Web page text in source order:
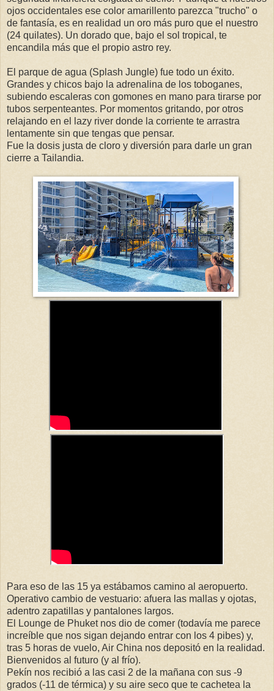
ojos occidentales ese color amarillento parezca "trucho" o
de fantasía, es en realidad un oro más puro que el nuestro
(24 quilates). Un dorado que, bajo el sol tropical, te
encandila más que el propio astro rey.
El parque de agua (Splash Jungle) fue todo un éxito.
Grandes y chicos bajo la adrenalina de los toboganes,
subiendo escaleras con gomones en mano para tirarse por
tubos serpenteantes. Por momentos gritando, por otros
relajando en el lazy river donde la corriente te arrastra
lentamente sin que tengas que pensar.
Fue la dosis justa de cloro y diversión para darle un gran
cierre a Tailandia.
Para eso de las 15 ya estábamos camino al aeropuerto.
Operativo cambio de vestuario: afuera las mallas y ojotas,
adentro zapatillas y pantalones largos.
El Lounge de Phuket nos dio de comer (todavía me parece
increíble que nos sigan dejando entrar con los 4 pibes) y,
tras 5 horas de vuelo, Air China nos depositó en la realidad.
Bienvenidos al futuro (y al frío).
Pekín nos recibió a las casi 2 de la mañana con sus -9
grados (-11 de térmica) y su aire seco que te cachetea la